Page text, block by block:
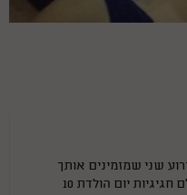
שני שמזמינים אותך
והילדים פשוט עפים באוויר היה מושלם חגיגיות יום הולדת 10